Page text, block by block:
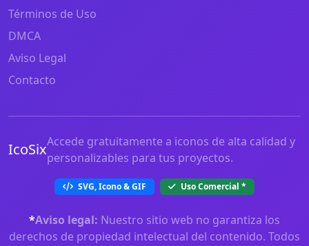
Términos de Uso
DMCA
Aviso Legal
Contacto
IcoSixAccede gratuitamente a iconos de alta calidad y
personalizables para tus proyectos.
SVG, Icono & GIF Uso Comercial *
*Aviso legal: Nuestro sitio web no garantiza los
derechos de propiedad intelectual del contenido. Todos